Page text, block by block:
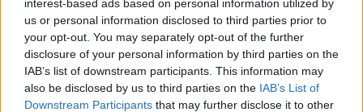
interest-based ads based on personal information utilized by
us or personal information disclosed to third parties prior to
your opt-out. You may separately opt-out of the further
disclosure of your personal information by third parties on the
IAB’s list of downstream participants. This information may
also be disclosed by us to third parties on the IAB’s List of
Downstream Participants that may further disclose it to other